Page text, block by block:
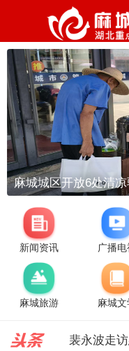
麻城城区开放6处清
新闻资讯 广播
麻城旅游 麻城文
裴永波走